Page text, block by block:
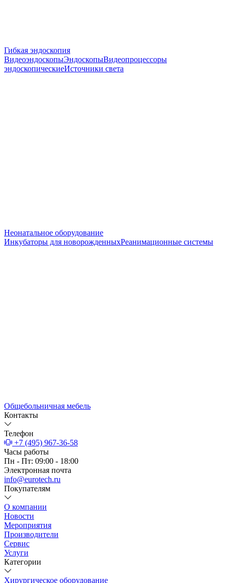
Гибкая эндоскопия
ВидеоэндоскопыЭндоскопыВидеопроцессоры
эндоскопическиеИсточники света
Неонатальное оборудование
Инкубаторы для новорожденныхРеанимационные системы
Общебольничная мебель
Контакты
Телефон
+7 (495) 967-36-58
Часы работы
Пн - Пт: 09:00 - 18:00
Электронная почта
info@eurotech.ru
Покупателям
О компании
Новости
Мероприятия
Производители
Сервис
Услуги
Категории
Хирургическое оборудование